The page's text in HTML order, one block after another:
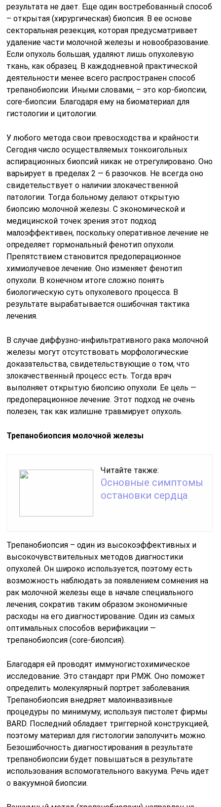
результата не дает. Еще один востребованный способ
– открытая (хирургическая) биопсия. В ее основе
секторальная резекция, которая предусматривает
удаление части молочной железы и новообразование.
Если опухоль большая, удаляют лишь опухолевую
ткань, как образец. В каждодневной практической
деятельности менее всего распространен способ
трепанобиопсии. Иными словами, – это кор-биопсии,
core-биопсии. Благодаря ему на биоматериал для
гистологии и цитологии.
У любого метода свои превосходства и крайности.
Сегодня число осуществляемых тонкоигольных
аспирационных биопсий никак не отрегулировано. Оно
варьирует в пределах 2 — 6 разочков. Не всегда оно
свидетельствует о наличии злокачественной
патологии. Тогда больному делают открытую
биопсию молочной железы. С экономической и
медицинской точек зрения этот подход
малоэффективен, поскольку оперативное лечение не
определяет гормональный фенотип опухоли.
Препятствием становится предоперационное
химиолучевое лечение. Оно изменяет фенотип
опухоли. В конечном итоге сложно понять
биологическую суть опухолевого процесса. В
результате вырабатывается ошибочная тактика
лечения.
В случае диффузно-инфильтративного рака молочной
железы могут отсутствовать морфологические
доказательства, свидетельствующие о том, что
злокачественный процесс есть. Тогда врач
выполняет открытую биопсию опухоли. Ее цель —
предоперационное лечение. Этот подход не очень
полезен, так как излишне травмирует опухоль.
Трепанобиопсия молочной железы
Читайте также:
Основные симптомы
остановки сердца
Трепанобиопсия – один из высокоэффективных и
высокочувствительных методов диагностики
опухолей. Он широко используется, поэтому есть
возможность наблюдать за появлением сомнения на
рак молочной железы еще в начале специального
лечения, сократив таким образом экономичные
расходы на его диагностирование. Один из самых
оптимальных способов верификации —
трепанобиопсия (core-биопсия).
Благодаря ей проводят иммуногистохимическое
исследование. Это стандарт при РМЖ. Оно поможет
определить молекулярный портрет заболевания.
Трепанобиопсия внедряет малоинвазивные
процедуры по минимуму, используя пистолет фирмы
BARD. Последний обладает триггерной конструкцией,
поэтому материал для гистологии заполучить можно.
Безошибочность диагностирования в результате
трепанобиопсии будет повышаться в результате
использования вспомогательного вакуума. Речь идет
о вакуумной биопсии.